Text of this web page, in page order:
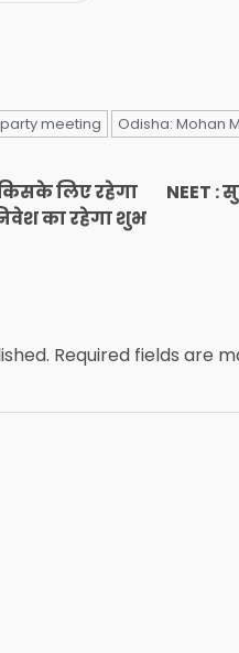
meeting Odisha: Mohan
लिए रहेगा
का रहेगा शुभ
NEET :
Required fields are